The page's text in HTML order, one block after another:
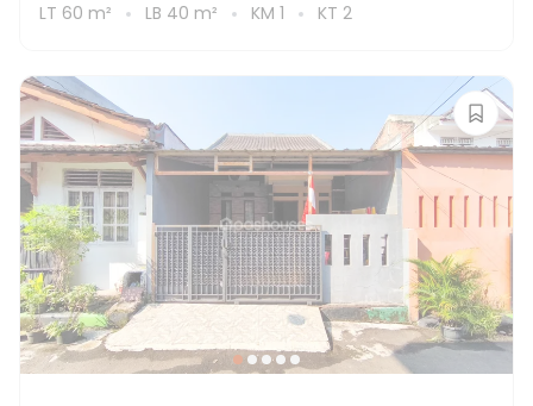
LT 60 m² LB 40 m² KM 1 KT 2